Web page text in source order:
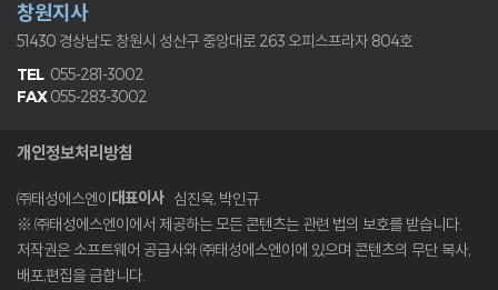
창원지사
51430 경상남도 창원시 성산구 중앙대로 263오피스프라자 804호
055-281-3002
055-283-3002
㈜태성에스엔이대표이사 심진욱, 박인규
※ ㈜태성에스엔이에서 제공하는 모든 콘텐츠는 관련 법의 보호를 받습니다.
저작권은 소프트웨어 공급사와 ㈜태성에스엔이에 있으며 콘텐츠의 무단 복사,
배포,편집을 금합니다.
개인정보처리방침